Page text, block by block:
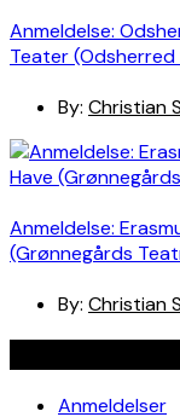
Anmeldelse:
Teater
By: Christian
Anmeldelse:
(Grønnegårds
By: Christian
Anmeldelser